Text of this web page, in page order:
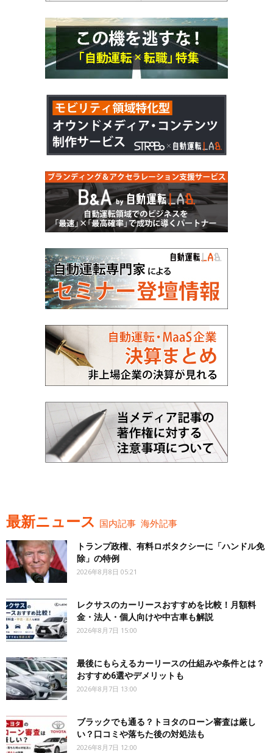
最新ニュース 国内記事 海外記事
トランプ政権、有料ロボタクシーに「ハンドル免
除」の特例
2026年8月8日 05:21
レクサスのカーリースおすすめを比較！月額料
金・法人・個人向けや中古車も解説
2026年8月7日 15:00
最後にもらえるカーリースの仕組みや条件とは？
おすすめ6選やデメリットも
2026年8月7日 13:00
ブラックでも通る？トヨタのローン審査は厳し
い？口コミや落ちた後の対処法も
2026年8月7日 12:00